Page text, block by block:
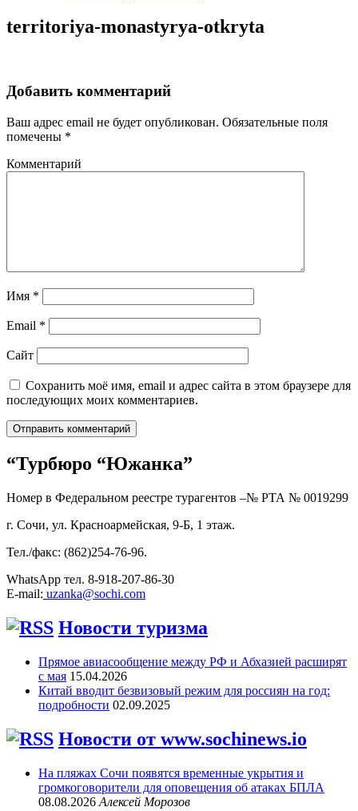
territoriya-monastyrya-otkryta
Добавить комментарий
Ваш адрес email не будет опубликован. Обязательные поля
помечены *
Комментарий
Имя *
Email *
Сайт
Сохранить моё имя, email и адрес сайта в этом браузере для
последующих моих комментариев.
“Турбюро “Южанка”
Номер в Федеральном реестре турагентов –№ РТА № 0019299
г. Сочи, ул. Красноармейская, 9-Б, 1 этаж.
Тел./факс: (862)254-76-96.
WhatsApp тел. 8-918-207-86-30
E-mail: uzanka@sochi.com
Новости туризма
Прямое авиасообщение между РФ и Абхазией расширят
с мая 15.04.2026
Китай вводит безвизовый режим для россиян на год:
подробности 02.09.2025
Новости от www.sochinews.io
На пляжах Сочи появятся временные укрытия и
громкоговорители для оповещения об атаках БПЛА
08.08.2026 Алексей Морозов